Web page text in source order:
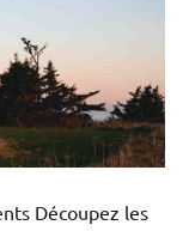
Découpez les